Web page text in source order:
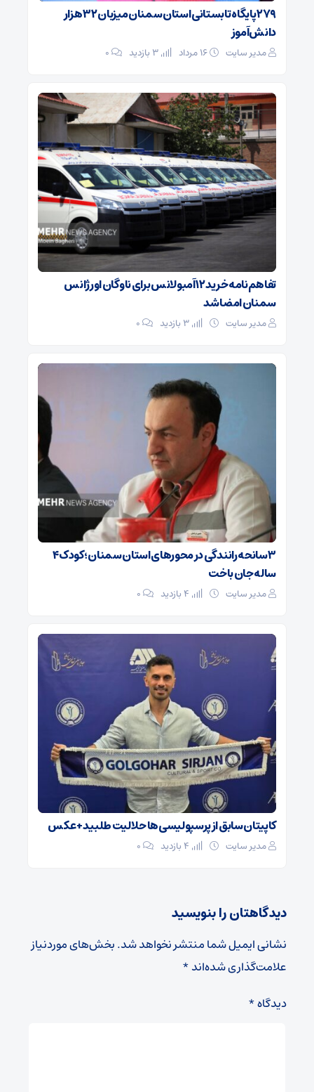
۲۷۹ پایگاه تابستانی استان سمنان میزبان ۳۲ هزار
دانش‌آموز
مدیر سایت ۰
تفاهم‌نامه خرید ۱۲ آمبولانس برای ناوگان اورژانس
سمنان امضا شد
مدیر سایت ۰
۳ سانحه رانندگی در محورهای استان سمنان؛ کودک ۴
ساله جان باخت
مدیر سایت ۰
کاپیتان سابق از پرسپولیسی‌ها حلالیت طلبید + عکس
مدیر سایت ۰
دیدگاهتان را بنویسید
نشانی ایمیل شما منتشر نخواهد شد.بخش‌های موردنیاز
علامت‌گذاری شده‌اند*
دیدگاه*